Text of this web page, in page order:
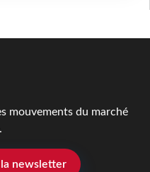
mouvements du marché
la newsletter